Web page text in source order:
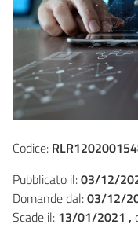
Codice:
Pubblicato il:03/12/
Domande dal:03/12/
Scade il: 13/01/2021 ,